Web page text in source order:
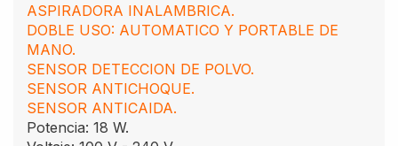
ASPIRADORA INALAMBRICA.
DOBLE USO: AUTOMATICO Y PORTABLE DE
MANO.
SENSOR DETECCION DE POLVO.
SENSOR ANTICHOQUE.
SENSOR ANTICAIDA.
Potencia: 18 W.